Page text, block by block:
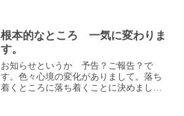
根本的なところ 一気に変わりま
す。
お知らせというか 予告？ご報告？で
す。色々心境の変化がありまして。落ち
着くところに落ち着くことに決めまし